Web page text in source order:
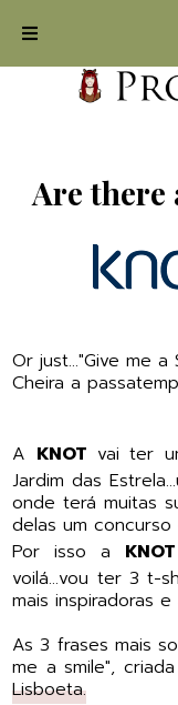
Are there
Or just..."Give me a
Cheira a
A KNOT vai ter
Jardim das
onde terá muitas
delas um
Por isso a KNOT
voilá...vou ter 3 t-
mais inspiradoras
As 3 frases mais
me a smile",
Lisboeta.